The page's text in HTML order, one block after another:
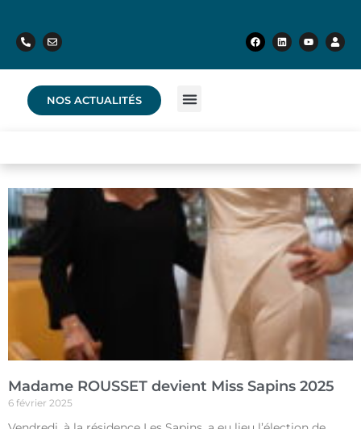
NOS ACTUALITÉS
Madame ROUSSET devient Miss Sapins 2025
6 février 2025